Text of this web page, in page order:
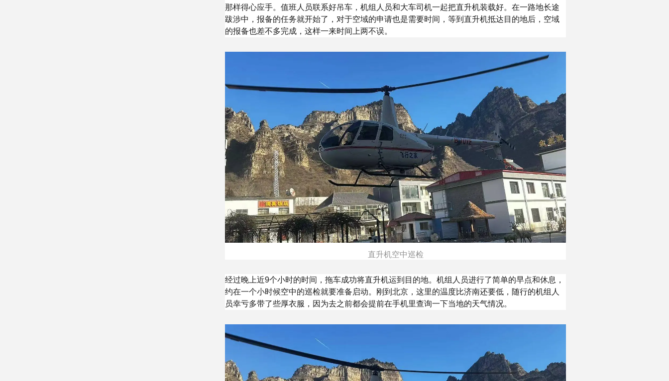
那样得心应手。值班人员联系好吊车，机组人员和大车司机一起把直升机装载好。在一路地长途
跋涉中，报备的任务就开始了，对于空域的申请也是需要时间，等到直升机抵达目的地后，空域
的报备也差不多完成，这样一来时间上两不误。
直升机空中巡检
经过晚上近9个小时的时间，拖车成功将直升机运到目的地。机组人员进行了简单的早点和休息，
约在一个小时候空中的巡检就要准备启动。刚到北京，这里的温度比济南还要低，随行的机组人
员幸亏多带了些厚衣服，因为去之前都会提前在手机里查询一下当地的天气情况。